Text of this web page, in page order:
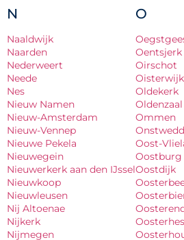
N
Naaldwijk
Naarden
Nederweert
Neede
Nes
Nieuw Namen
Nieuw-Amsterdam
Nieuw-Vennep
Nieuwe Pekela
Nieuwegein
Nieuwerkerk aan den IJssel
Nieuwkoop
Nieuwleusen
Nij Altoenae
Nijkerk
Nijmegen
O
Oentsjerk
Oirschot
Oisterwijk
Oldekerk
Oldenzaal
Ommen
Oost-
Oostburg
Oostdijk